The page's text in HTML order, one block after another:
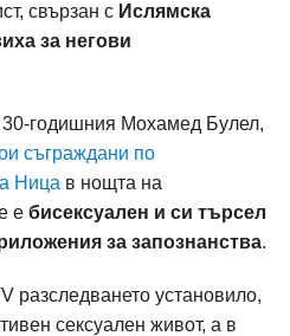
свързан с Ислямска
за негови
30-годишния Мохамед Булел,
съграждани по
Ница в нощта на
е бисексуален и си търсел
за запознанства.
разследването установило,
сексуален живот, а в